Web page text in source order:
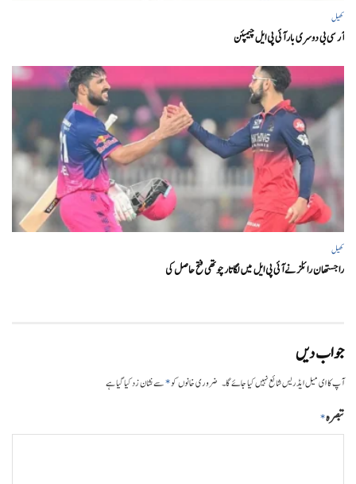
کھیل
آر سی بی دوسری بار آئی پی ایل چیمپئن
کھیل
راجستھان رائلز نے آئی پی ایل میں لگاتار چوتھی فتح حاصل کی
جواب دیں
آپ کا ای میل ایڈریس شائع نہیں کیا جائے گا۔ ضروری خانوں کو*سے نشان زد کیا گیا ہے
تبصرہ*